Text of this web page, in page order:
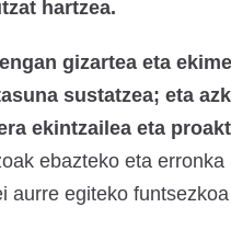
hartzea.
gizartea eta
sustatzea; eta
ekintzailea eta
ebazteko eta erronka
aurre egiteko